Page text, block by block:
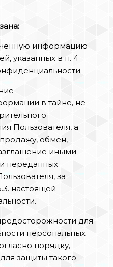
информацию
указанных в п. 4
в тайне, не
Пользователя, а
обмен,
иными
переданных
за
настоящей
для
персональных
порядку,
защиты такого